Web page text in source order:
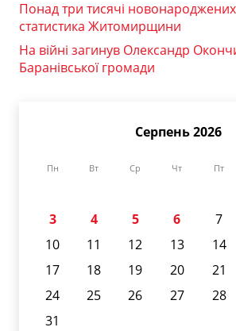
Понад три тисячі
статистика Житомирщини
На війні загинув Олександр
Баранівської громади
Серпень 2026
Пн Вт Ср Чт Пт
3
4 5 6 7
10
11 12 13 14
17
18 19 20 21
24
25 26 27 28
31